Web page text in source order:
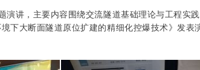
讲，主要内容围绕交流隧道基础理论与工程实
下大断面隧道原位扩建的精细化控爆技术》发表